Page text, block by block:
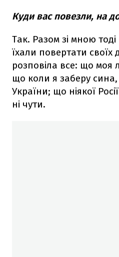
Куди вас повезли, на
Так. Разом зі мною
їхали повертати своїх
розповіла все: що моя
що коли я заберу
України; що ніякої
ні чути.